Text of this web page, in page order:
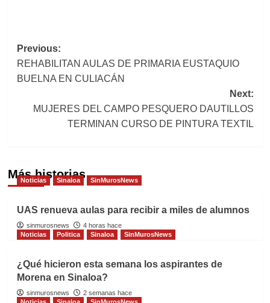
Post
navigation
Previous:
REHABILITAN AULAS DE PRIMARIA EUSTAQUIO
BUELNA EN CULIACÁN
Next:
MUJERES DEL CAMPO PESQUERO DAUTILLOS
TERMINAN CURSO DE PINTURA TEXTIL
Más historias
Noticias Sinaloa SinMurosNews
UAS renueva aulas para recibir a miles de alumnos
sinmurosnews
4 horas hace
Noticias
Politica Sinaloa SinMurosNews
¿Qué hicieron esta semana los aspirantes de
Morena en Sinaloa?
sinmurosnews
2 semanas hace
Noticias
Sinaloa SinMurosNews